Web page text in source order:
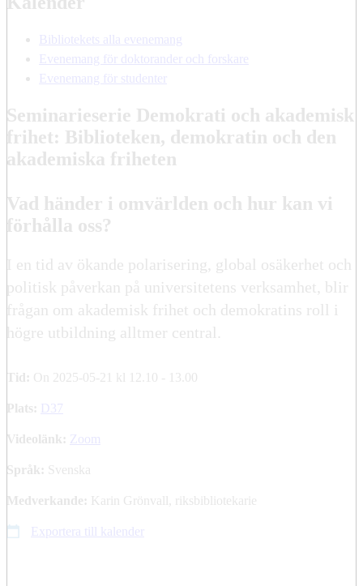
Bibliotekets alla evenemang
Evenemang för doktorander och forskare
Evenemang för studenter
Seminarieserie Demokrati och akademisk
frihet: Biblioteken, demokratin och den
akademiska friheten
Vad händer i omvärlden och hur kan vi
förhålla oss?
I en tid av ökande polarisering, global osäkerhet och
politisk påverkan på universitetens verksamhet, blir
frågan om akademisk frihet och demokratins roll i
högre utbildning alltmer central.
Tid: On 2025-05-21 kl 12.10 - 13.00
Plats: D37
Videolänk: Zoom
Språk: Svenska
Medverkande: Karin Grönvall, riksbibliotekarie
Exportera till kalender